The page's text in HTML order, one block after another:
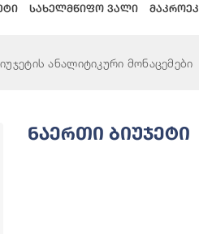
სახელმწიფო ვალი
ანალიტიკური მონაცემები
Ნაერთი Ბიუჯეტი
Ნაერთი Ბიუჯეტის